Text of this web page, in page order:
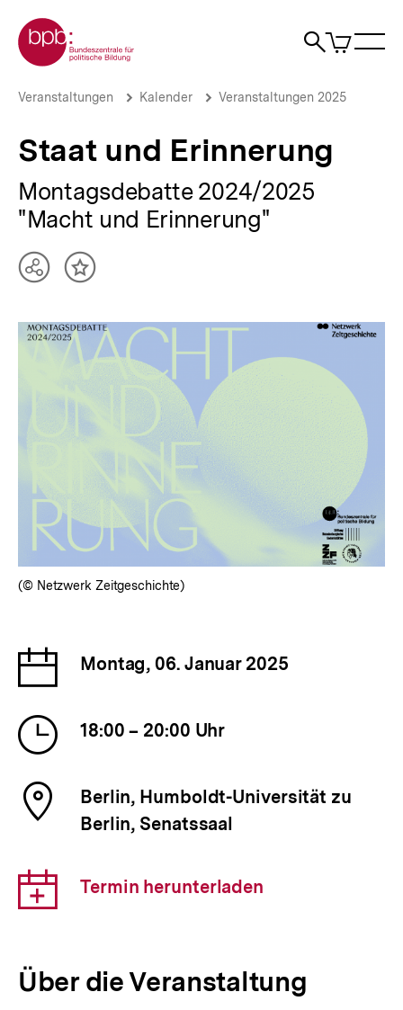
zum
Seiteninhalt
springen
Zur Startseite der bpb
Suche
Artikel
im
Staat
bpb.de
Brotkrümelnavigation
Pfadnavigation
Veranstaltungen Kalender Veranstaltungen 2025
Staat und Erinnerung
Montagsdebatte 2024/2025
"Macht und Erinnerung"
Teilen
anzeigen
Inhalt
(© Netzwerk Zeitgeschichte)
Datum
der
Veranstaltung
Montag, 06. Januar 2025
Uhrzeit
der
Veranstaltung
18:00 – 20:00 Uhr
Ort
der
Veranstaltung
Berlin, Humboldt-Universität zu
Berlin, Senatssaal
Download-
Link:
Termin herunterladen
Über die Veranstaltung